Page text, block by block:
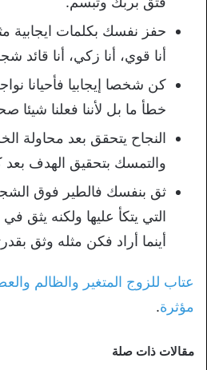
حفز نفسك بكلمات ايجابية
أنا قوي، أنا زكي، أنا قائد
كن شخصا إيجابيا فأحيانا
خطأ ما بل لأننا فعلنا شيئا
النجاح يتحقق بعد محاولة
والتمسك بتحقيق الهدف
ثق بنفسك فالطير فوق
التي يتكأ عليها ولكنه يثق
أينما أراد فكن مثله وثق
عتاب للزوج المتغير والظالم
مؤثرة.
مقالات ذات صلة